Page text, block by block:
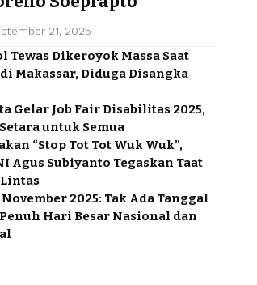
21, 2025
Tewas Dikeroyok Massa Saat
Makassar, Diduga Disangka
Gelar Job Fair Disabilitas 2025,
untuk Semua
“Stop Tot Tot Wuk Wuk”,
Agus Subiyanto Tegaskan Taat
2025: Tak Ada Tanggal
Hari Besar Nasional dan